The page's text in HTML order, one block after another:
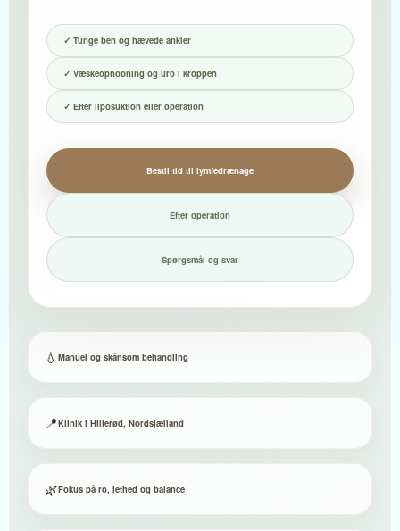
✓ Tunge ben og hævede ankler
✓ Væskeophobning og uro i kroppen
✓ Efter liposuktion eller operation
Bestil tid til lymfedrænage
Efter operation
Spørgsmål og svar
💧Manuel og skånsom behandling
📍Klinik i Hillerød, Nordsjælland
🌿Fokus på ro, lethed og balance